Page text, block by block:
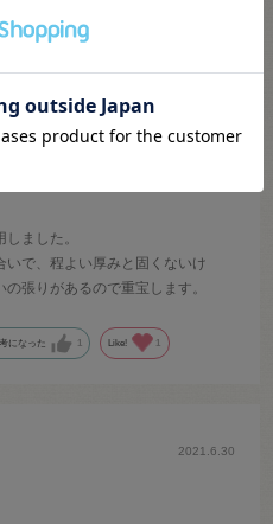
ョップご利用回数
ました。
で、程よい厚みと固くないけ
張りがあるので重宝します。
になった 1 Like! 1
2021.6.30